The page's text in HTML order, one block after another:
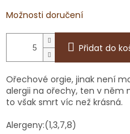
Možnosti doručení
Přidat do
Ořechové orgie, jinak není
alergii na ořechy, ten v něm
to však smrt víc než krásná.
Alergeny:(1,3,7,8)